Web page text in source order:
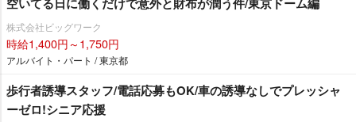
株式会社ビッグワーク
時給1,400円～1,750円
アルバイト・パート / 東京都
歩行者誘導スタッフ/電話応募もOK/車の誘導なしでプレッシャ
ーゼロ!シニア応援